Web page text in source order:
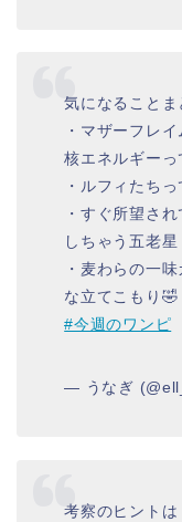
気になること
・マザーフレ
核エネルギーっ
・ルフィたち
・すぐ所望さ
しちゃう五老星
・麦わらの一
な立てこもり🤣
#今週のワンピ
— うなぎ
考察のヒントは